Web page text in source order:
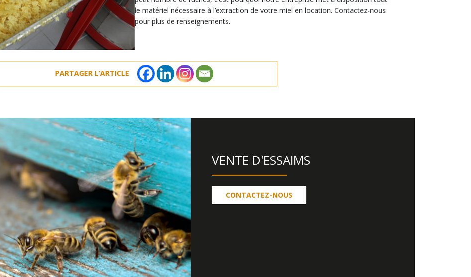
le matériel nécessaire à l’extraction de votre miel en location. Contactez-nous
pour plus de renseignements.
PARTAGER L’ARTICLE
VENTE D'ESSAIMS
CONTACTEZ-NOUS